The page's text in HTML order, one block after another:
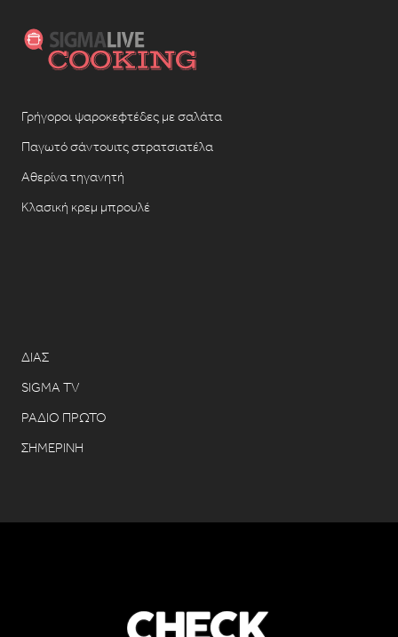
Γρήγοροι ψαροκεφτέδες με σαλάτα
Παγωτό σάντουιτς στρατσιατέλα
Αθερίνα τηγανητή
Κλασική κρεμ μπρουλέ
ΔΙΑΣ
SIGMA TV
ΡΑΔΙΟ ΠΡΩΤΟ
ΣΗΜΕΡΙΝΗ